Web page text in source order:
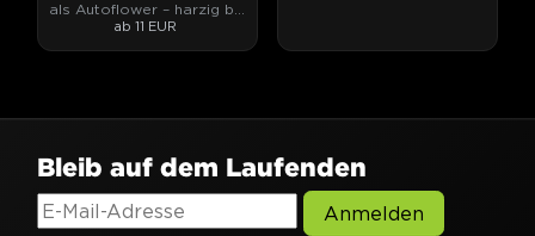
als Autoflower – harzig bis
ins Blattwerk.
ab 11 EUR
Bleib auf dem Laufenden
Anmelden